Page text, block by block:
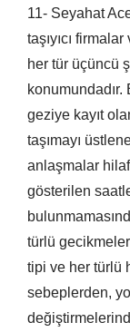
11- Seyahat
taşıyıcı
her tür üçüncü
geziye kayıt
taşımayı
anlaşmalar
gösterilen
türlü
tipi ve her türlü
sebeplerden,